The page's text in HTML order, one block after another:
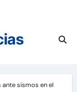
sismos en el